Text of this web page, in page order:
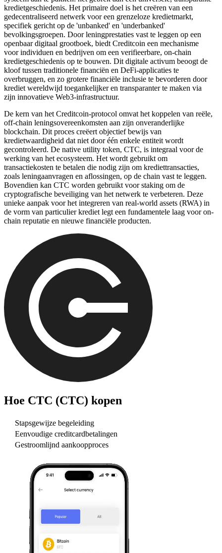
kredietgeschiedenis. Het primaire doel is het creëren van een
gedecentraliseerd netwerk voor een grenzeloze kredietmarkt,
specifiek gericht op de 'unbanked' en 'underbanked'
bevolkingsgroepen. Door leningprestaties vast te leggen op een
openbaar digitaal grootboek, biedt Creditcoin een mechanisme
voor individuen en bedrijven om een verifieerbare, on-chain
kredietgeschiedenis op te bouwen. Dit digitale activum beoogt de
kloof tussen traditionele financiën en DeFi-applicaties te
overbruggen, en zo grotere financiële inclusie te bevorderen door
krediet wereldwijd toegankelijker en transparanter te maken via
zijn innovatieve Web3-infrastructuur.
De kern van het Creditcoin-protocol omvat het koppelen van reële,
off-chain leningsovereenkomsten aan zijn onveranderlijke
blockchain. Dit proces creëert objectief bewijs van
kredietwaardigheid dat niet door één enkele entiteit wordt
gecontroleerd. De native utility token, CTC, is integraal voor de
werking van het ecosysteem. Het wordt gebruikt om
transactiekosten te betalen die nodig zijn om krediettransacties,
zoals leningaanvragen en aflossingen, op de chain vast te leggen.
Bovendien kan CTC worden gebruikt voor staking om de
cryptografische beveiliging van het netwerk te verbeteren. Deze
unieke aanpak voor het integreren van real-world assets (RWA) in
de vorm van particulier krediet legt een fundamentele laag voor on-
chain reputatie en nieuwe financiële producten.
Hoe CTC (CTC) kopen
Stapsgewijze begeleiding
Eenvoudige creditcardbetalingen
Gestroomlijnd aankoopproces